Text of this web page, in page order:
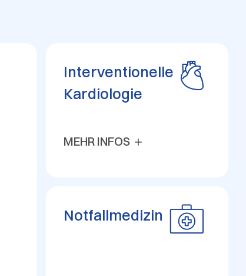
Interventionelle
Kardiologie
MEHR INFOS
Notfallmedizin